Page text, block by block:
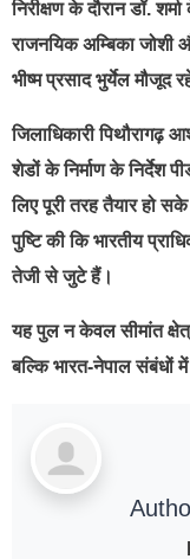
निरीक्षण के दौरान डॉ.
राजनयिक अम्बिका जोशी
भीष्म प्रसाद भुर्येल मौजूद
जिलाधिकारी पिथौरागढ़
शेडों के निर्माण के निर्देश
लिए पूरी तरह तैयार हो
पुष्टि की कि भारतीय
तेजी से जुटे हैं।
यह पुल न केवल सीमांत
बल्कि भारत-नेपाल संबंधों